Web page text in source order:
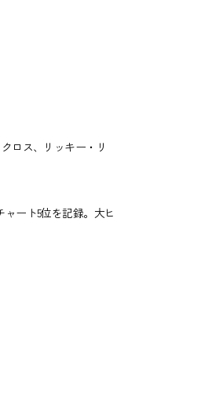
ロス、リッキー・リ
ート5位を記録。大ヒ